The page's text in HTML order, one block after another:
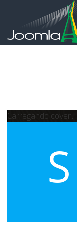
Carregando cover...